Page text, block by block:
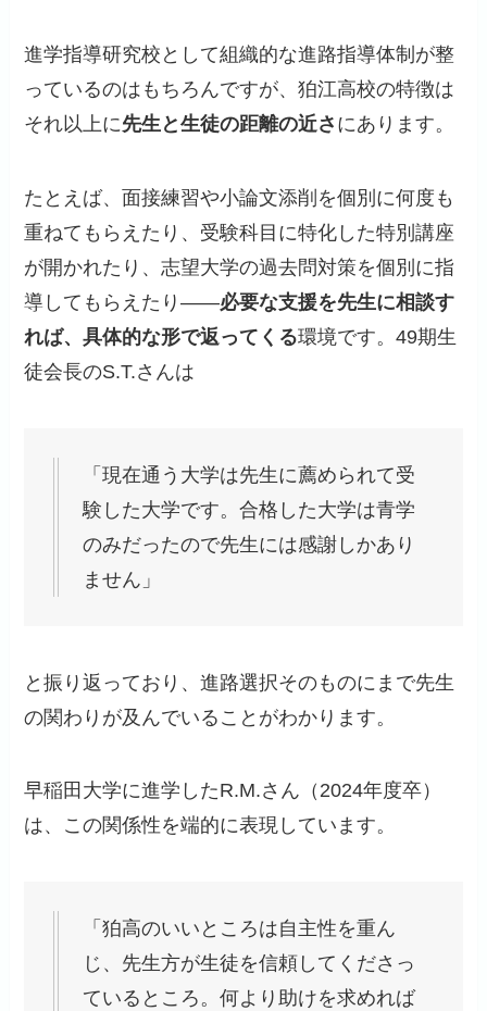
進学指導研究校として組織的な進路指導体制が整
っているのはもちろんですが、狛江高校の特徴は
それ以上に先生と生徒の距離の近さ にあります。
たとえば、面接練習や小論文添削を個別に何度も
重ねてもらえたり、受験科目に特化した特別講座
が開かれたり、志望大学の過去問対策を個別に指
導してもらえたり——必要な支援を先生に相談す
れば、具体的な形で返ってくる環境です。49期生
徒会長のS.T.さんは
「現在通う大学は先生に薦められて受
験した大学です。合格した大学は青学
のみだったので先生には感謝しかあり
ません」
と振り返っており、進路選択そのものにまで先生
の関わりが及んでいることがわかります。
早稲田大学に進学したR.M.さん（2024年度卒）
は、この関係性を端的に表現しています。
「狛高のいいところは自主性を重ん
じ、先生方が生徒を信頼してくださっ
ているところ。何より助けを求めれば